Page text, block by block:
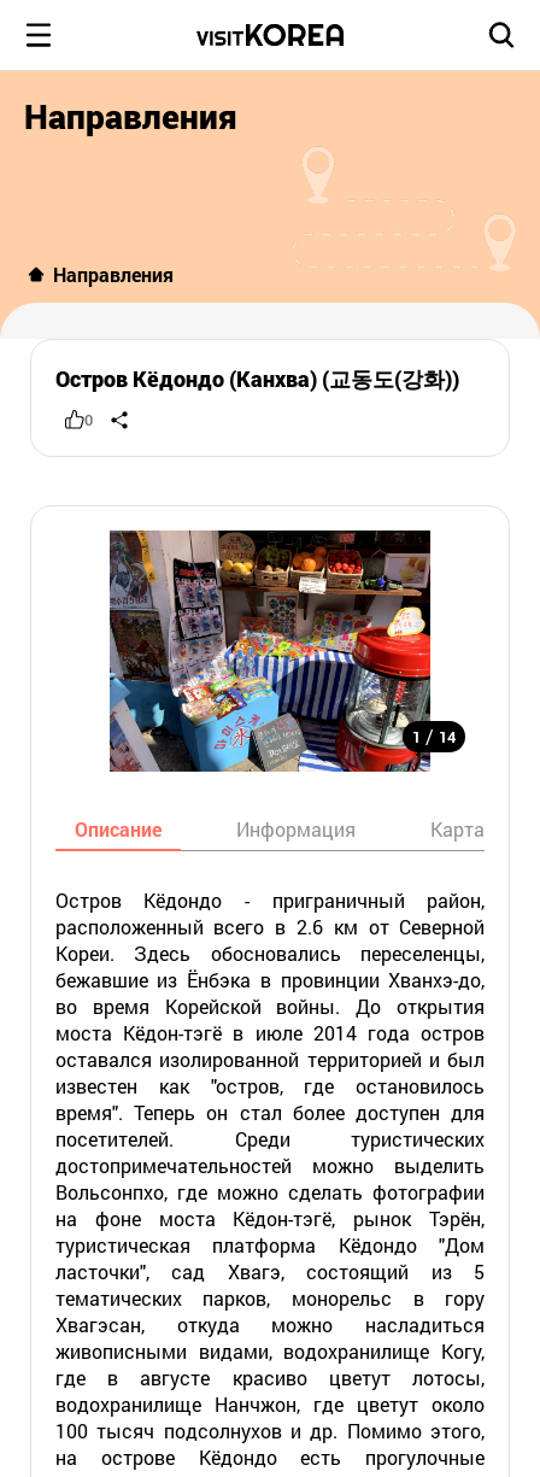
Направления
Направления
Остров Кёдондо (Канхва) (교동도(강화))
0
1 / 14
Описание Информация Карта
Остров Кёдондо - приграничный район,
расположенный всего в 2.6 км от Северной
Кореи. Здесь обосновались переселенцы,
бежавшие из Ёнбэка в провинции Хванхэ-до,
во время Корейской войны. До открытия
моста Кёдон-тэгё в июле 2014 года остров
оставался изолированной территорией и был
известен как "остров, где остановилось
время". Теперь он стал более доступен для
посетителей. Среди туристических
достопримечательностей можно выделить
Вольсонпхо, где можно сделать фотографии
на фоне моста Кёдон-тэгё, рынок Тэрён,
туристическая платформа Кёдондо "Дом
ласточки", сад Хвагэ, состоящий из 5
тематических парков, монорельс в гору
Хвагэсан, откуда можно насладиться
живописными видами, водохранилище Когу,
где в августе красиво цветут лотосы,
водохранилище Нанчжон, где цветут около
100 тысяч подсолнухов и др. Помимо этого,
на острове Кёдондо есть прогулочные